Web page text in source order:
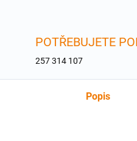
POTŘEBUJETE
257 314 107
Popis